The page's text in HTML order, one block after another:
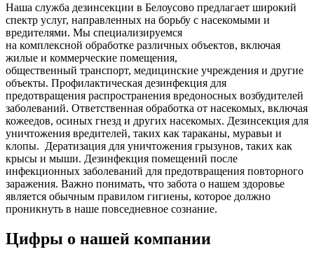
Наша служба дезинсекции в Белоусово предлагает широкий
спектр услуг, направленных на борьбу с насекомыми и
вредителями. Мы специализируемся
на комплексной обработке различных объектов, включая
жилые и коммерческие помещения,
общественный транспорт, медицинские учреждения и другие
объекты. Профилактическая дезинфекция для
предотвращения распространения вредоносных возбудителей
заболеваний. Ответственная обработка от насекомых, включая
кожеедов, осиных гнезд и других насекомых. Дезинсекция для
уничтожения вредителей, таких как тараканы, муравьи и
клопы. Дератизация для уничтожения грызунов, таких как
крысы и мыши. Дезинфекция помещений после
инфекционных заболеваний для предотвращения повторного
заражения. Важно понимать, что забота о нашем здоровье
является обычным правилом гигиены, которое должно
проникнуть в наше повседневное сознание.
Цифры о нашей компании